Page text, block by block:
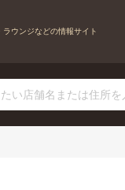
ラウンジなどの情報サイト